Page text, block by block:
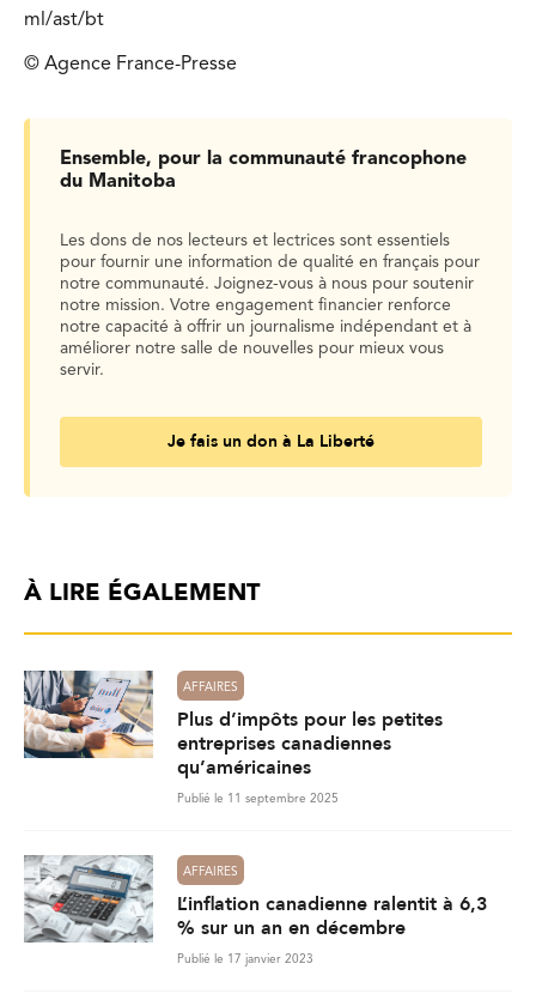
ml/ast/bt
© Agence France-Presse
Ensemble, pour la communauté francophone
du Manitoba
Les dons de nos lecteurs et lectrices sont essentiels
pour fournir une information de qualité en français pour
notre communauté. Joignez-vous à nous pour soutenir
notre mission. Votre engagement financier renforce
notre capacité à offrir un journalisme indépendant et à
améliorer notre salle de nouvelles pour mieux vous
servir.
Je fais un don à La Liberté
À LIRE ÉGALEMENT
AFFAIRES
Plus d’impôts pour les petites
entreprises canadiennes
qu’américaines
Publié le 11 septembre 2025
AFFAIRES
L’inflation canadienne ralentit à 6,3
% sur un an en décembre
Publié le 17 janvier 2023